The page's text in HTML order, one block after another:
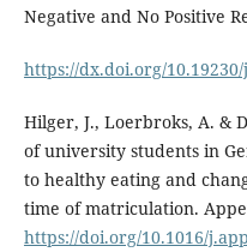
Negative and No Positive
https://dx.doi.org/
Hilger, J., Loerbroks, A. &
of university students in
to healthy eating and
time of matriculation.
https://doi.org/10.1016/